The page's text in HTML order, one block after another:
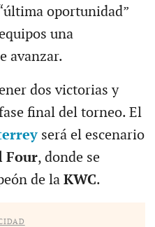
oportunidad”
una
avanzar.
dos victorias y
final del torneo. El
será el escenario
Four, donde se
de la KWC.